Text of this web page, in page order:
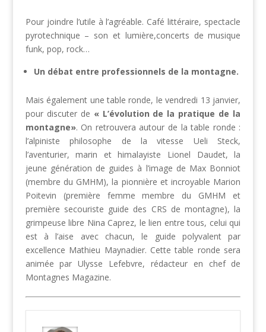
Pour joindre l’utile à l’agréable. Café littéraire, spectacle
pyrotechnique – son et lumière,concerts de musique
funk, pop, rock…
Un débat entre professionnels de la montagne.
Mais également une table ronde, le vendredi 13 janvier,
pour discuter de « L’évolution de la pratique de la
montagne». On retrouvera autour de la table ronde :
l’alpiniste philosophe de la vitesse Ueli Steck,
l’aventurier, marin et himalayiste Lionel Daudet, la
jeune génération de guides à l’image de Max Bonniot
(membre du GMHM), la pionnière et incroyable Marion
Poitevin (première femme membre du GMHM et
première secouriste guide des CRS de montagne), la
grimpeuse libre Nina Caprez, le lien entre tous, celui qui
est à l’aise avec chacun, le guide polyvalent par
excellence Mathieu Maynadier. Cette table ronde sera
animée par Ulysse Lefebvre, rédacteur en chef de
Montagnes Magazine.